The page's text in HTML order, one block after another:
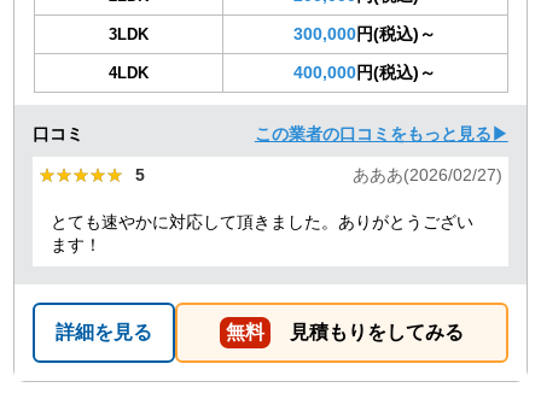
3LDK 300,000円(税込)～
4LDK 400,000円(税込)～
口コミ この業者の口コミをもっと見る▶
★★★★★
★★★★★ 5 あああ(2026/02/27)
とても速やかに対応して頂きました。ありがとうござい
ます！
詳細を見る 無料 見積もりをしてみる